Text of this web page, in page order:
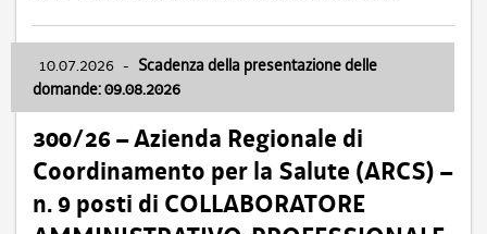
10.07.2026 - Scadenza della presentazione delle
domande: 09.08.2026
300/26 – Azienda Regionale di
Coordinamento per la Salute (ARCS) –
n. 9 posti di COLLABORATORE